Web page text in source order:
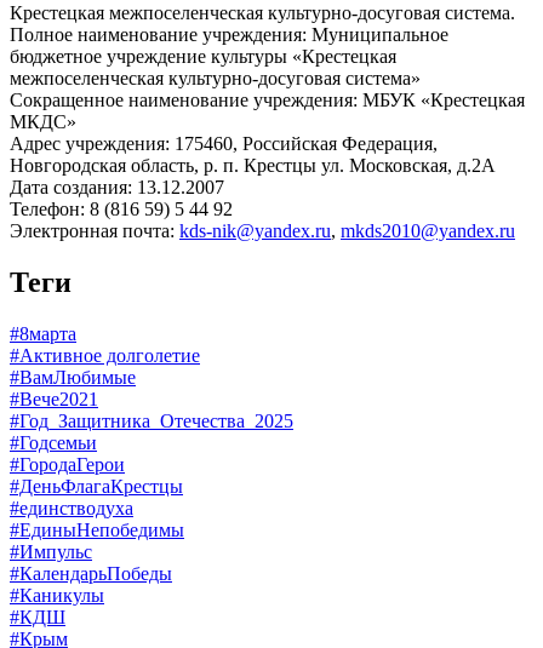
Крестецкая межпоселенческая культурно-досуговая система.
Полное наименование учреждения: Муниципальное
бюджетное учреждение культуры «Крестецкая
межпоселенческая культурно-досуговая система»
Сокращенное наименование учреждения: МБУК «Крестецкая
МКДС»
Адрес учреждения: 175460, Российская Федерация,
Новгородская область, р. п. Крестцы ул. Московская, д.2А
Дата создания: 13.12.2007
Телефон: 8 (816 59) 5 44 92
Электронная почта: kds-nik@yandex.ru, mkds2010@yandex.ru
Теги
#8марта
#Активное долголетие
#ВамЛюбимые
#Вече2021
#Год_Защитника_Отечества_2025
#Годсемьи
#ГородаГерои
#ДеньФлагаКрестцы
#единстводуха
#ЕдиныНепобедимы
#Импульс
#КалендарьПобеды
#Каникулы
#КДШ
#Крым